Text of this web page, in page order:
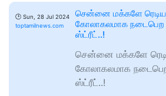
🕑 Sun, 28 Jul 2024
toptamilnews.com
சென்னை மக்களே
கோலாகலமாக நடைபெற
ஸ்ட்ரீட்..!
சென்னை மக்களே
கோலாகலமாக
ஸ்ட்ரீட்..!